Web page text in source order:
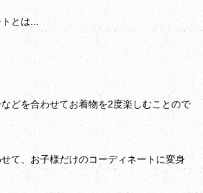
とは...
どを合わせてお着物を2度楽しむことので
て、お子様だけのコーディネートに変身